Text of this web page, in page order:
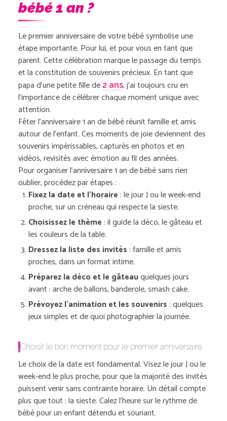
bébé 1 an ?
Le premier anniversaire de votre bébé symbolise une
étape importante. Pour lui, et pour vous en tant que
parent. Cette célébration marque le passage du temps
et la constitution de souvenirs précieux. En tant que
papa d’une petite fille de 2 ans, j’ai toujours cru en
l’importance de célébrer chaque moment unique avec
attention.
Fêter l’anniversaire 1 an de bébé réunit famille et amis
autour de l’enfant. Ces moments de joie deviennent des
souvenirs impérissables, capturés en photos et en
vidéos, revisités avec émotion au fil des années.
Pour organiser l’anniversaire 1 an de bébé sans rien
oublier, procédez par étapes :
Fixez la date et l’horaire : le jour J ou le week-end
proche, sur un créneau qui respecte la sieste.
Choisissez le thème : il guide la déco, le gâteau et
les couleurs de la table.
Dressez la liste des invités : famille et amis
proches, dans un format intime.
Préparez la déco et le gâteauquelques jours
avant : arche de ballons, banderole, smash cake.
Prévoyez l’animation et les souvenirs : quelques
jeux simples et de quoi photographier la journée.
Choisir le bon moment pour le premier anniversaire
Le choix de la date est fondamental. Visez le jour J ou le
week-end le plus proche, pour que la majorité des invités
puissent venir sans contrainte horaire. Un détail compte
plus que tout : la sieste. Calez l’heure sur le rythme de
bébé pour un enfant détendu et souriant.